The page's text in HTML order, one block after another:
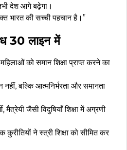
देश आगे बढ़ेगा।
भारत की सच्ची पहचान है।”
30 लाइन में
महिलाओं को समान शिक्षा प्राप्त करने का
नहीं, बल्कि आत्मनिर्भरता और समानता
मैत्रेयी जैसी विदुषियाँ शिक्षा में अग्रणी
कुरीतियों ने स्त्री शिक्षा को सीमित कर